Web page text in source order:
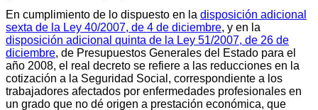
En cumplimiento de lo dispuesto en la disposición adicional
sexta de la Ley 40/2007, de 4 de diciembre, y en la
disposición adicional quinta de la Ley 51/2007, de 26 de
diciembre, de Presupuestos Generales del Estado para el
año 2008, el real decreto se refiere a las reducciones en la
cotización a la Seguridad Social, correspondiente a los
trabajadores afectados por enfermedades profesionales en
un grado que no dé origen a prestación económica, que